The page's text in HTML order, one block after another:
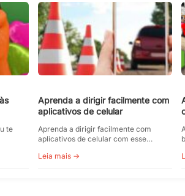
te
Aprenda a dirigir facilmente com
aplicativos de celular
Aprenda a dirigir facilmente com
aplicativos de celular com esse…
Leia mais →